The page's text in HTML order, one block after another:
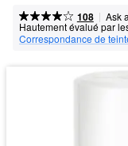
108 | Ask
Hautement évalué par
Correspondance de